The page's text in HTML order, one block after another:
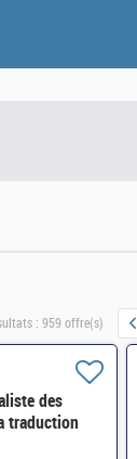
: 959 offre(s)
des
traduction